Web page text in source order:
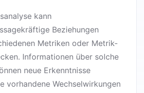
kann
Beziehungen
Metriken oder Metrik-
Informationen über solche
neue Erkenntnisse
vorhandene Wechselwirkungen